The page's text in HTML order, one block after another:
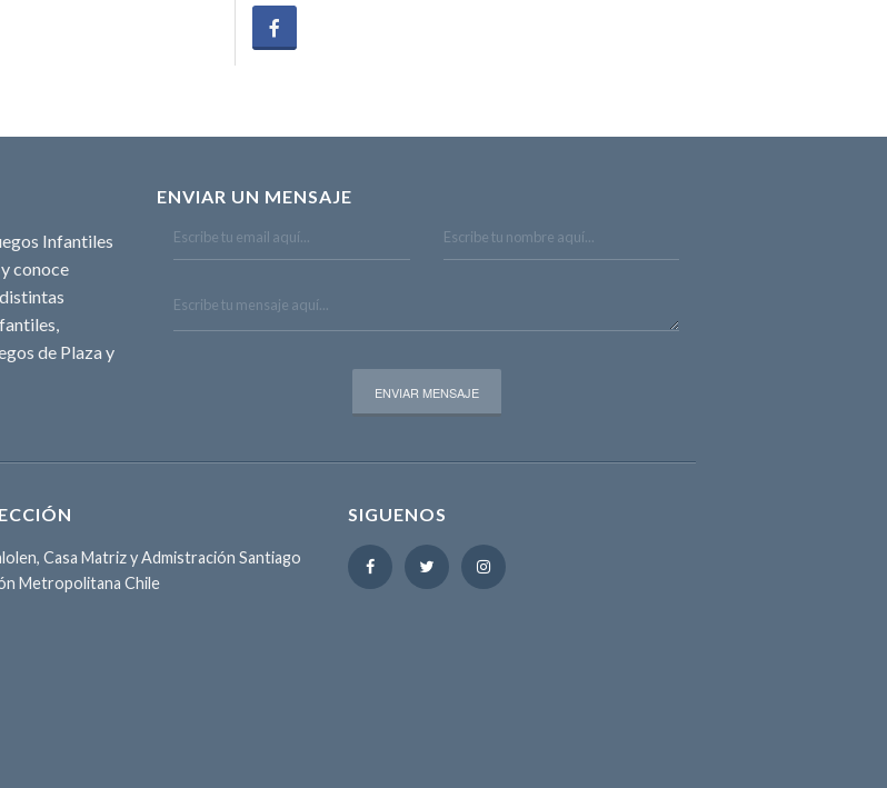
Infantiles
conoce
de Plaza y
ENVIAR UN MENSAJE
Casa Matriz y Admistración Santiago
Metropolitana Chile
SIGUENOS